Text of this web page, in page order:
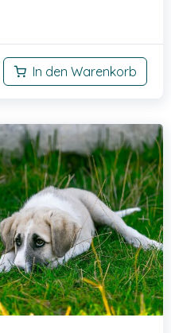
In den Warenkorb